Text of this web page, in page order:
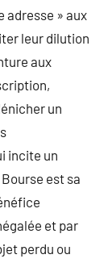
adresse » aux
leur dilution
aux
un
incite un
est sa
et par
perdu ou